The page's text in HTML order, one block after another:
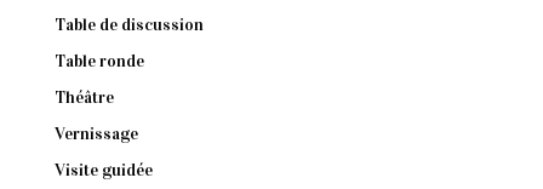
Table de discussion
Table ronde
Théâtre
Vernissage
Visite guidée